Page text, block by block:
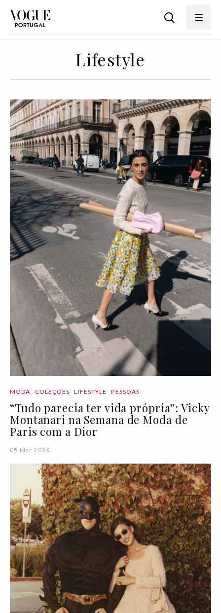
Lifestyle
MODA COLEÇÕES LIFESTYLE PESSOAS
“Tudo parecia ter vida própria”: Vicky
Montanari na Semana de Moda de
Paris com a Dior
05 Mar 2026